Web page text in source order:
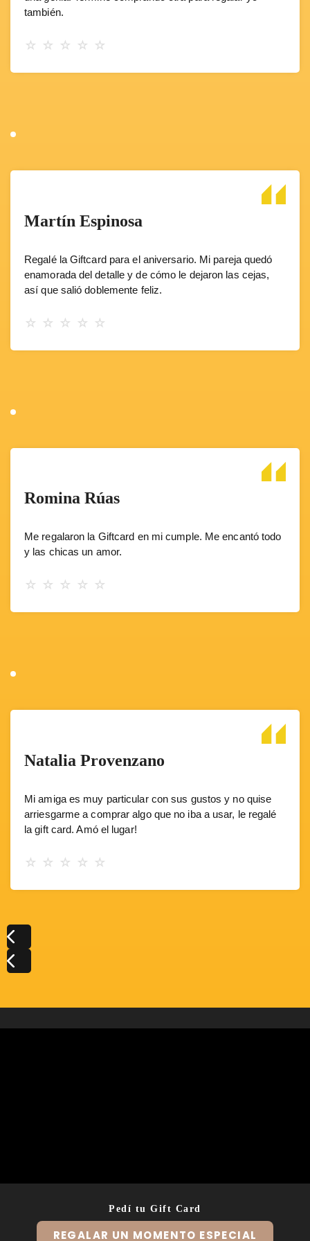
también.
☆ ☆ ☆ ☆ ☆
Martín Espinosa
Regalé la Giftcard para el aniversario. Mi pareja quedó
enamorada del detalle y de cómo le dejaron las cejas,
así que salió doblemente feliz.
☆ ☆ ☆ ☆ ☆
Romina Rúas
Me regalaron la Giftcard en mi cumple. Me encantó todo
y las chicas un amor.
☆ ☆ ☆ ☆ ☆
Natalia Provenzano
Mi amiga es muy particular con sus gustos y no quise
arriesgarme a comprar algo que no iba a usar, le regalé
lagift card. Amó el lugar!
☆ ☆ ☆ ☆ ☆
Pedí tu Gift Card
REGALAR UN MOMENTO ESPECIAL